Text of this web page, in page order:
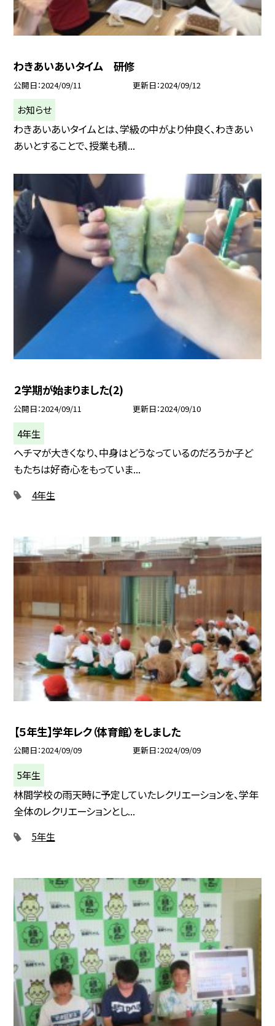
わきあいあいタイム 研修
公開日 2024/09/11 更新日 2024/09/12
お知らせ
わきあいあいタイムとは、学級の中がより仲良く、わきあい
あいとすることで、授業も積...
２学期が始まりました(2)
公開日 2024/09/11 更新日 2024/09/10
4年生
ヘチマが大きくなり、中身はどうなっているのだろうか子ど
もたちは好奇心をもっていま...
4年生
【５年生】学年レク（体育館）をしました
公開日 2024/09/09 更新日 2024/09/09
5年生
林間学校の雨天時に予定していたレクリエーションを、学年
全体のレクリエーションとし...
5年生